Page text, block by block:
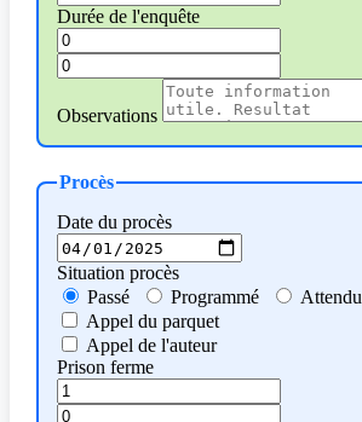
Durée de l'enquête
Observations
Procès
Date du procès
Situation procès
Passé
Programmé
Attendu
Appel du parquet
Appel de l'auteur
Prison ferme